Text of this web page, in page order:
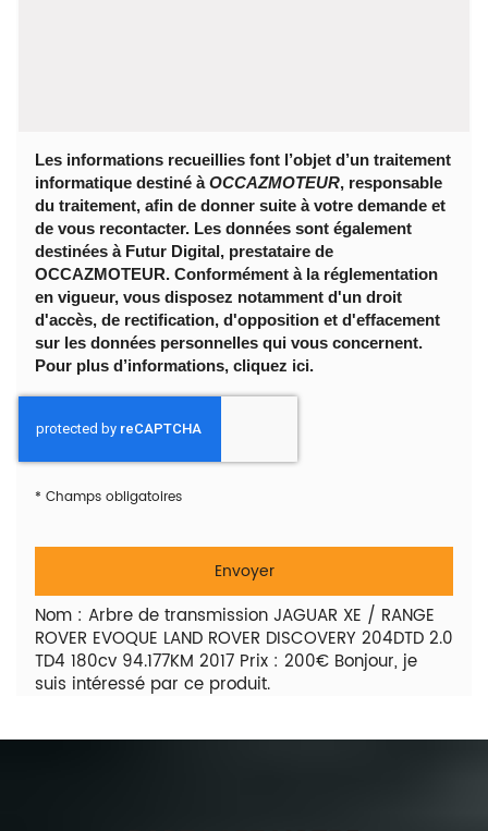
Les informations recueillies font l’objet d’un traitement
informatique destiné àOCCAZMOTEUR, responsable
du traitement, afin de donner suite à votre demande et
de vous recontacter. Les données sont également
destinées à Futur Digital, prestataire de
OCCAZMOTEUR. Conformément à la réglementation
en vigueur, vous disposez notamment d'un droit
d'accès, de rectification, d'opposition et d'effacement
sur les données personnelles qui vous concernent.
Pour plus d’informations, cliquez ici.
* Champs obligatoires
Nom : Arbre de transmission JAGUAR XE / RANGE
ROVER EVOQUE LAND ROVER DISCOVERY 204DTD 2.0
TD4 180cv 94.177KM 2017 Prix : 200€ Bonjour, je
suis intéressé par ce produit.